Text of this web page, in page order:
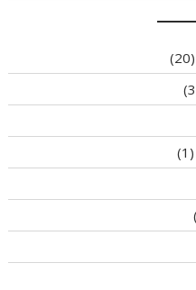
(20)
(1)